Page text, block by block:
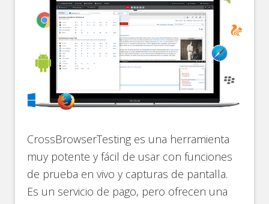
CrossBrowserTesting es una herramienta
muy potente y fácil de usar con funciones
de prueba en vivo y capturas de pantalla.
Es un servicio de pago, pero ofrecen una